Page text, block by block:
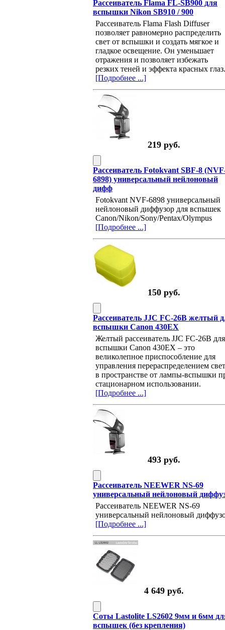
Рассеиватель Flama FL-SB900 для
вспышки Nikon SB910 / 900
Рассеиватель Flama Flash Diffuser
позволяет равномерно распределить
свет от вспышки и создать мягкое и
гладкое освещение. Он уменьшает
отражения и позволяет избежать
резких теней и эффекта красных глаз.
[Подробнее ...]
219 руб.
Рассеиватель Fotokvant SBF-8
6898) универсальный нейлоновый
дифф
Fotokvant NVF-6898 универсальный
нейлоновый диффузор для вспышек
Canon/Nikon/Sony/Pentax/Olympus
[Подробнее ...]
150 руб.
Рассеиватель JJC FC-26B желтый
вспышки Canon 430EX
Желтый рассеиватель JJC FC-26В для
вспышки Canon 430EX – это
великолепное приспособление для
управления перераспределением
в пространстве от лампы-вспышки
стационарном использовании.
[Подробнее ...]
493 руб.
Рассеиватель NEEWER NS-69
универсальный нейлоновый
Рассеиватель NEEWER NS-69
универсальный нейлоновый
[Подробнее ...]
4 649 руб.
Соты Lastolite LS2602 9мм и 6мм
вспышек (без крепления)